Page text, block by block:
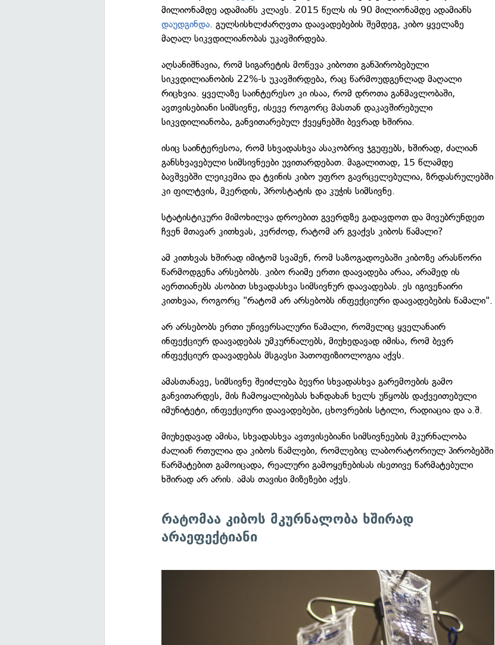
მილიონამდე ადამიანს კლავს. 2015 წელს ის 90 მილიონამდე ადამიანს
დაუდგინდა . გულსისხლძარღვთა დაავადებების შემდეგ, კიბო ყველაზე
მაღალ სიკვდილიანობას უკავშირდება.
აღსანიშნავია, რომ სიგარეტის მოწევა კიბოთი განპირობებული
სიკვდილიანობის 22%-ს უკავშირდება, რაც წარმოუდგენლად მაღალი
რიცხვია. ყველაზე საინტერესო კი ისაა, რომ დროთა განმავლობაში,
ავთვისებიანი სიმსივნე, ისევე როგორც მასთან დაკავშირებული
სიკვდილიანობა, განვითარებულ ქვეყნებში ბევრად ხშირია.
ისიც საინტერესოა, რომ სხვადასხვა ასაკობრივ ჯგუფებს, ხშირად, ძალიან
განსხვავებული სიმსივნეები უვითარდებათ. მაგალითად, 15 წლამდე
ბავშვებში ლეიკემია და ტვინის კიბო უფრო გავრცელებულია, ზრდასრულებში
კი ფილტვის, მკერდის, პროსტატის და კუჭის სიმსივნე.
სტატისტიკური მიმოხილვა დროებით გვერდზე გადავდოთ და მივუბრუნდეთ
ჩვენ მთავარ კითხვას, კერძოდ, რატომ არ გვაქვს კიბოს წამალი?
ამ კითხვას ხშირად იმიტომ სვამენ, რომ საზოგადოებაში კიბოზე არასწორი
წარმოდგენა არსებობს. კიბო რაიმე ერთი დაავადება არაა, არამედ ის
აერთიანებს ასობით სხვადასხვა სიმსივნურ დაავადებას. ეს იგივენაირი
კითხვაა, როგორც "რატომ არ არსებობს ინფექციური დაავადებების წამალი".
არ არსებობს ერთი უნივერსალური წამალი, რომელიც ყველანაირ
ინფექციურ დაავადებას უმკურნალებს, მიუხედავად იმისა, რომ ბევრ
ინფექციურ დაავადებას მსგავსი პათოფიზიოლოგია აქვს.
ამასთანავე, სიმსივნე შეიძლება ბევრი სხვადასხვა გარემოების გამო
განვითარდეს, მის ჩამოყალიბებას ხანდახან ხელს უწყობს დაქვეითებული
იმუნიტეტი, ინფექციური დაავადებები, ცხოვრების სტილი, რადიაცია და ა.შ.
მიუხედავად ამისა, სხვადასხვა ავთვისებიანი სიმსივნეების მკურნალობა
ძალიან რთულია და კიბოს წამლები, რომლებიც ლაბორატორიულ პირობებში
წარმატებით გამოიცადა, რეალური გამოყენებისას ისეთივე წარმატებული
ხშირად არ არის. ამას თავისი მიზეზები აქვს.
რატომაა კიბოს მკურნალობა ხშირად
არაეფექტიანი